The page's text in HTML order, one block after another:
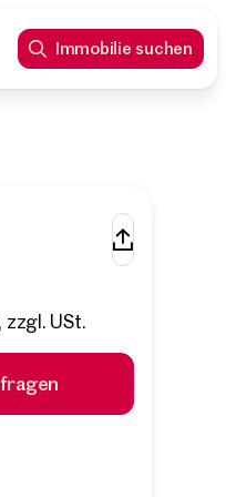
Immobilie suchen
USt.